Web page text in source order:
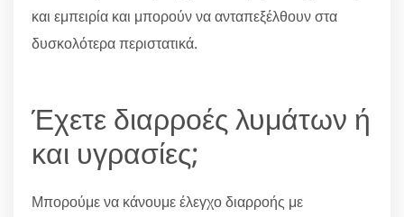
και εμπειρία και μπορούν να ανταπεξέλθουν στα
δυσκολότερα περιστατικά.
Έχετε διαρροές λυμάτων ή
και υγρασίες;
Μπορούμε να κάνουμε έλεγχο διαρροής με